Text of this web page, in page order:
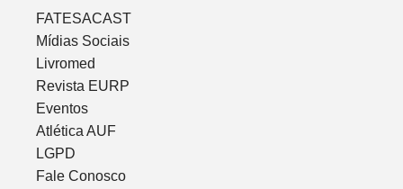
FATESACAST
Mídias Sociais
Livromed
Revista EURP
Eventos
Atlética AUF
LGPD
Fale Conosco